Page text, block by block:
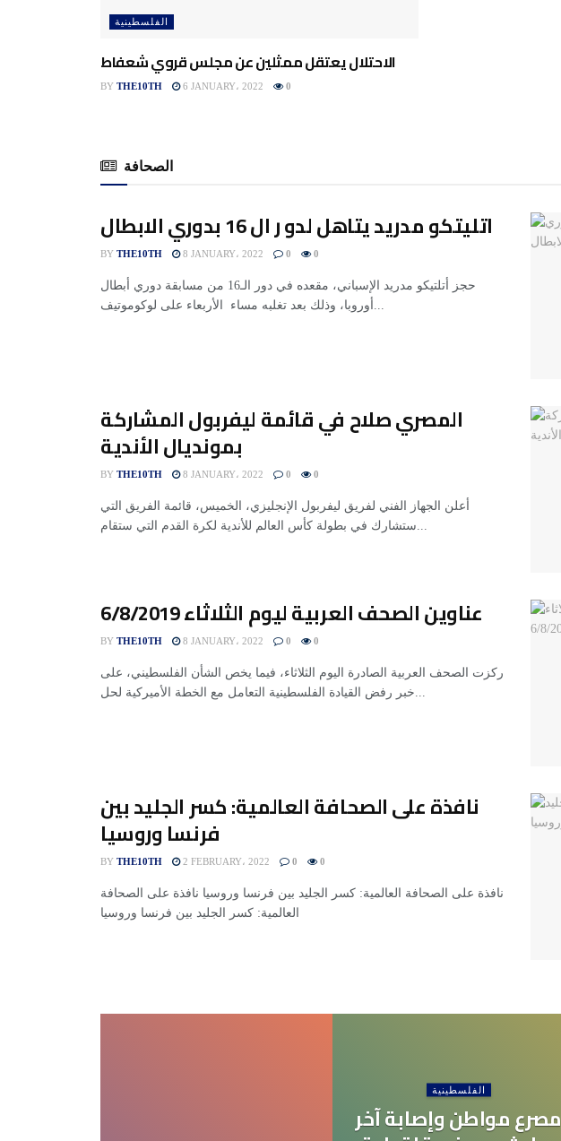
الفلسطينية
الاحتلال يعتقل ممثلين عن مجلس قروي شعفاط
BY THE10TH 6 JANUARY، 2022 0
الصحافة
اتليتكو مدريد يتاهل لدو ر ال 16 بدوري الابطال
BY THE10TH 8 JANUARY، 2022 0 0
حجز أتلتيكو مدريد الإسباني، مقعده في دور الـ16 من مسابقة دوري أبطال
أوروبا، وذلك بعد تغلبه مساء الأربعاء على لوكوموتيف...
المصري صلاح في قائمة ليفربول المشاركة
بمونديال الأندية
BY THE10TH 8 JANUARY، 2022 0 0
أعلن الجهاز الفني لفريق ليفربول الإنجليزي، الخميس، قائمة الفريق التي
ستشارك في بطولة كأس العالم للأندية لكرة القدم التي ستقام...
عناوين الصحف العربية ليوم الثلاثاء 6/8/2019
BY THE10TH 8 JANUARY، 2022 0 0
ركزت الصحف العربية الصادرة اليوم الثلاثاء، فيما يخص الشأن الفلسطيني، على
نافذة على الصحافة العالمية: كسر الجليد بين
فرنسا وروسيا
BY THE10TH 2 FEBRUARY، 2022 0 0
نافذة على الصحافة العالمية: كسر الجليد بين فرنسا وروسيا نافذة على الصحافة
العالمية: كسر الجليد بين فرنسا وروسيا
الفلسطينية
مصرع مواطن وإصابة آخر